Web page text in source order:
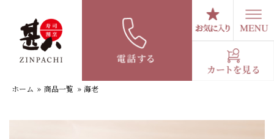
大えび
ホーム » 商品一覧 » 海老